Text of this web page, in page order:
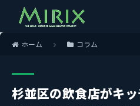
ホーム コラム
杉並区の飲食店がキ